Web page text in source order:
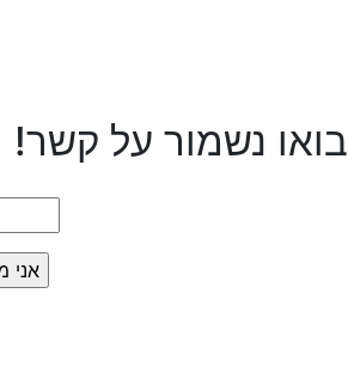
בואו נשמור על קשר!